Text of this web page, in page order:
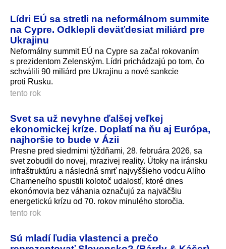
Lídri EÚ sa stretli na neformálnom summite
na Cypre. Odklepli deväťdesiat miliárd pre
Ukrajinu
Neformálny summit EÚ na Cypre sa začal rokovaním
s prezidentom Zelenským. Lídri prichádzajú po tom, čo
schválili 90 miliárd pre Ukrajinu a nové sankcie
proti Rusku.
tento rok
Svet sa už nevyhne ďalšej veľkej
ekonomickej kríze. Doplatí na ňu aj Európa,
najhoršie to bude v Ázii
Presne pred siedmimi týždňami, 28. februára 2026, sa
svet zobudil do novej, mrazivej reality. Útoky na iránsku
infraštruktúru a následná smrť najvyššieho vodcu Alího
Chameneího spustili kolotoč udalostí, ktoré dnes
ekonómovia bez váhania označujú za najväčšiu
energetickú krízu od 70. rokov minulého storočia.
tento rok
Sú mladí ľudia vlastenci a prečo